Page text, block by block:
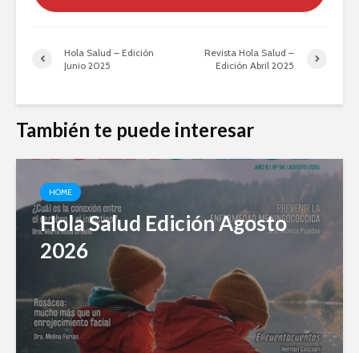
Hola Salud – Edición
Junio 2025
Revista Hola Salud –
Edición Abril 2025
También te puede interesar
HOME
Hola Salud Edición Agosto
2026